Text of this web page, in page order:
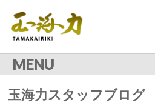
MENU
玉海力スタッフブログ